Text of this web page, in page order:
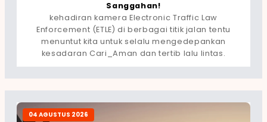
Sanggahan!
kehadiran kamera Electronic Traffic Law
Enforcement (ETLE) di berbagai titik jalan tentu
menuntut kita untuk selalu mengedepankan
kesadaran Cari_Aman dan tertib lalu lintas.
04 AGUSTUS 2026